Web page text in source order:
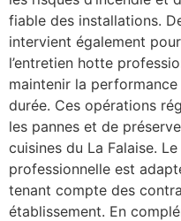
fiable des installations.
intervient également
l’entretien hotte
maintenir la
durée. Ces opérations
les pannes et de
cuisines du La Falaise.
professionnelle est
tenant compte des
établissement. En